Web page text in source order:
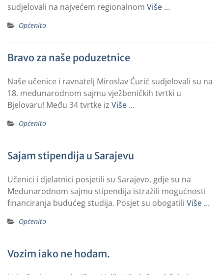
sudjelovali na najvećem regionalnom Više …
Općenito
Bravo za naše poduzetnice
Naše učenice i ravnatelj Miroslav Ćurić sudjelovali su na
18. međunarodnom sajmu vježbeničkih tvrtki u
Bjelovaru! Među 34 tvrtke iz Više …
Općenito
Sajam stipendija u Sarajevu
Učenici i djelatnici posjetili su Sarajevo, gdje su na
Međunarodnom sajmu stipendija istražili mogućnosti
financiranja budućeg studija. Posjet su obogatili Više …
Općenito
Vozim iako ne hodam.